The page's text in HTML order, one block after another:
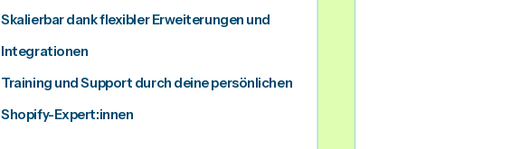
Skalierbar dank flexibler Erweiterungen und
Integrationen
Training und Support durch deine persönlichen
Shopify-Expert:innen